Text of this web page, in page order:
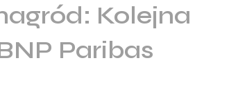
Kolejna
Paribas